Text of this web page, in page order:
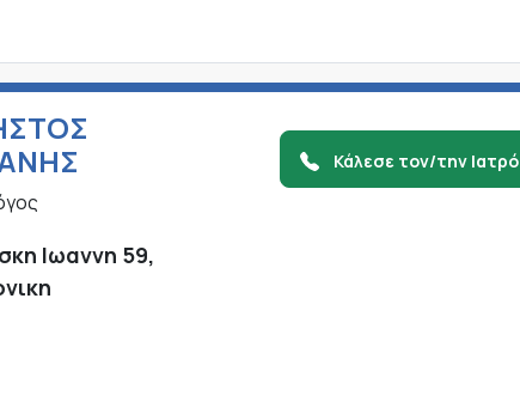
Ιωαννη 59,
Κάλεσε τον/την Ιατρό